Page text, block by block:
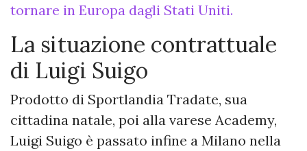
tornare in Europa dagli Stati Uniti.
La situazione contrattuale
di Luigi Suigo
Prodotto di Sportlandia Tradate, sua
cittadina natale, poi alla varese Academy,
Luigi Suigo è passato infine a Milano nella